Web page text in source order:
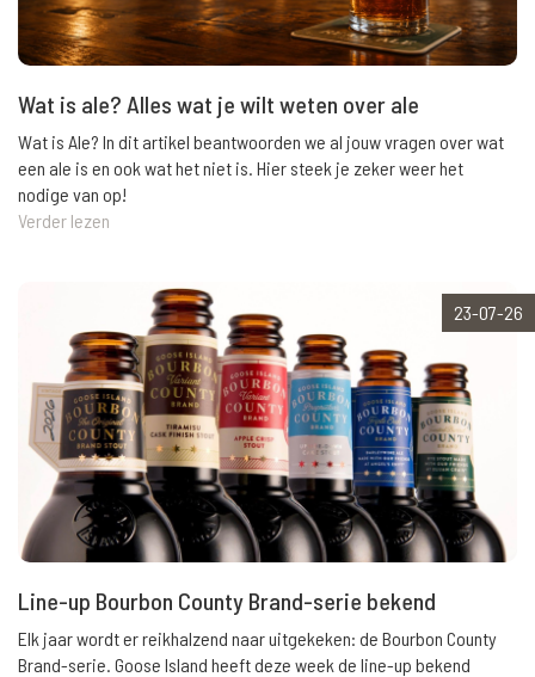
Wat is ale? Alles wat je wilt weten over ale
Wat is Ale? In dit artikel beantwoorden we al jouw vragen over wat
een ale is en ook wat het niet is. Hier steek je zeker weer het
nodige van op!
Verder lezen
23-07-26
Line-up Bourbon County Brand-serie bekend
Elk jaar wordt er reikhalzend naar uitgekeken: de Bourbon County
Brand-serie. Goose Island heeft deze week de line-up bekend